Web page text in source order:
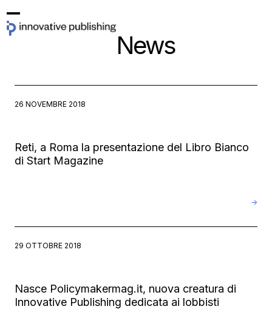
toOpen
Close
News
26 NOVEMBRE 2018
Reti, a Roma la presentazione del Libro Bianco
di Start Magazine
→
29 OTTOBRE 2018
Nasce Policymakermag.it, nuova creatura di
Innovative Publishing dedicata ai lobbisti